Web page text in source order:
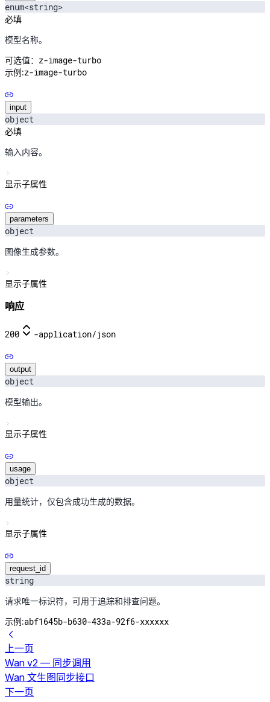
enum<string>
必填
模型名称。
可选值： z-image-turbo
示例:z-image-turbo
input
object
必填
输入内容。
显示子属性
parameters
object
图像生成参数。
显示子属性
响应
200 -application/json
output
object
模型输出。
显示子属性
usage
object
用量统计，仅包含成功生成的数据。
显示子属性
request_id
string
请求唯一标识符，可用于追踪和排查问题。
示例:abf1645b-b630-433a-92f6-xxxxxx
上一页
Wan v2 — 同步调用
Wan 文生图同步接口
下一页